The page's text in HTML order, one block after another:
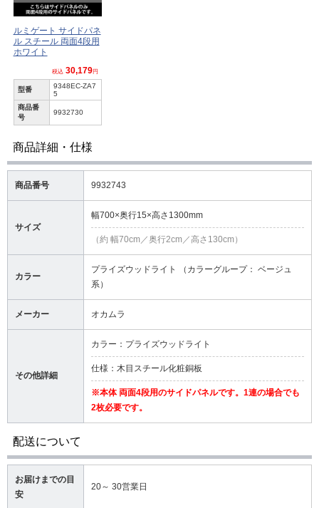
ルミゲート サイドパネ
ル スチール 両面4段用
ホワイト
税込 30,179円
型番
9348EC-ZA7
5
商品番
号
9932730
商品詳細・仕様
商品番号 9932743
サイズ
幅700×奥行15×高さ1300mm
（約 幅70cm／奥行2cm／高さ130cm）
カラー
プライズウッドライト （カラーグループ： ベージュ
系）
メーカー オカムラ
その他詳細
カラー：プライズウッドライト
仕様：木目スチール化粧銅板
※本体 両面4段用のサイドパネルです。1連の場合でも
2枚必要です。
配送について
お届けまでの目
安
20～ 30営業日